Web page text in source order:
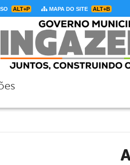
ALT+P MAPA DO SITE ALT+B